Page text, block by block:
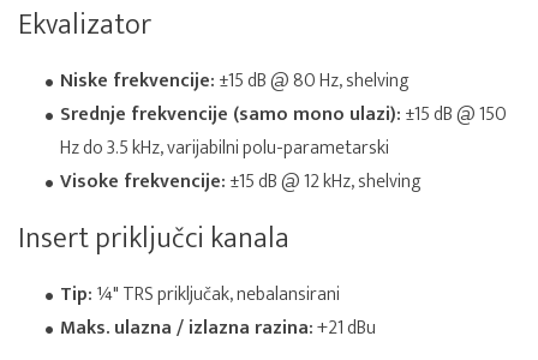
Ekvalizator
Niske frekvencije:±15 dB @ 80 Hz, shelving
Srednje frekvencije (samo mono ulazi):±15 dB @ 150
Hz do 3.5 kHz, varijabilni polu-parametarski
Visoke frekvencije:±15 dB @ 12 kHz, shelving
Insert priključci kanala
Tip:¼" TRS priključak, nebalansirani
Maks. ulazna / izlazna razina:+21 dBu